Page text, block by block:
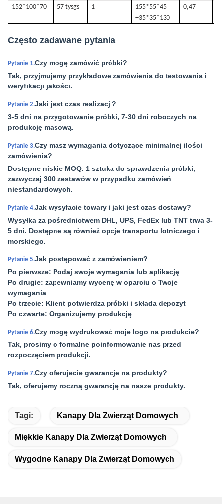
152*100*70 57 tysgs 1
155*55*45
+35*35*130
0,47
Często zadawane pytania
Pytanie 1.Czy mogę zamówić próbki?
Tak, przyjmujemy przykładowe zamówienia do testowania i
weryfikacji jakości.
Pytanie 2.Jaki jest czas realizacji?
3-5 dni na przygotowanie próbki, 7-30 dni roboczych na
produkcję masową.
Pytanie 3.Czy masz wymagania dotyczące minimalnej ilości
zamówienia?
Dostępne niskie MOQ. 1 sztuka do sprawdzenia próbki,
zazwyczaj 300 zestawów w przypadku zamówień
niestandardowych.
Pytanie 4.Jak wysyłacie towary i jaki jest czas dostawy?
Wysyłka za pośrednictwem DHL, UPS, FedEx lub TNT trwa 3-
5 dni. Dostępne są również opcje transportu lotniczego i
morskiego.
Pytanie 5.Jak postępować z zamówieniem?
Po pierwsze: Podaj swoje wymagania lub aplikację
Po drugie: zapewniamy wycenę w oparciu o Twoje
wymagania
Po trzecie: Klient potwierdza próbki i składa depozyt
Po czwarte: Organizujemy produkcję
Pytanie 6.Czy mogę wydrukować moje logo na produkcie?
Tak, prosimy o formalne poinformowanie nas przed
rozpoczęciem produkcji.
Pytanie 7.Czy oferujecie gwarancje na produkty?
Tak, oferujemy roczną gwarancję na nasze produkty.
Tagi: Kanapy Dla Zwierząt Domowych
Miękkie Kanapy Dla Zwierząt Domowych
Wygodne Kanapy Dla Zwierząt Domowych